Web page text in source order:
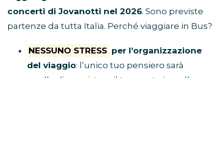
concerti di Jovanotti nel 2026. Sono previste
partenze da tutta Italia. Perché viaggiare in Bus?
NESSUNO STRESS per l’organizzazione
del viaggio: l’unico tuo pensiero sarà
quello di acquistare il tuo posto in pullman